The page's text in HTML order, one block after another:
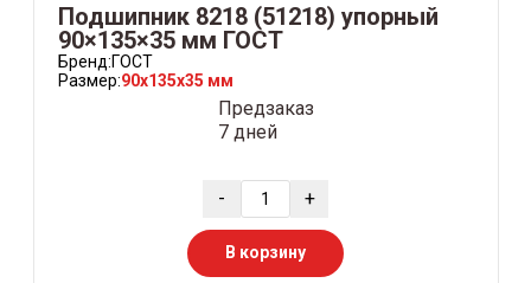
Подшипник 8218 (51218) упорный
90×135×35 мм ГОСТ
Бренд:ГОСТ
Размер:90x135x35 мм
Предзаказ
7 дней
- +
В корзину